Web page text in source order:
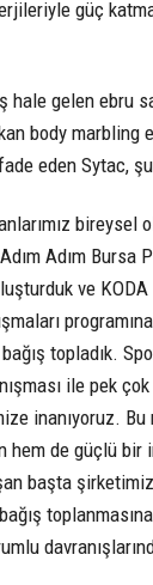
güç
gelen ebru
body marbling
eden Sytac,
bireysel
Adım
ve
topladık.
ile pek
inanıyoruz. Bu
hem de güçlü bir
başta